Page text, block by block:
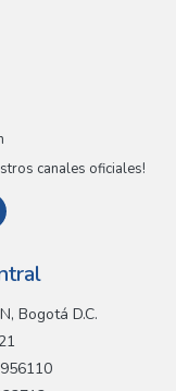
canales oficiales!
Bogotá D.C.